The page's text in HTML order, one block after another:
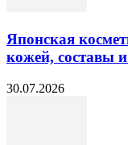
Японская
кожей, составы
30.07.2026